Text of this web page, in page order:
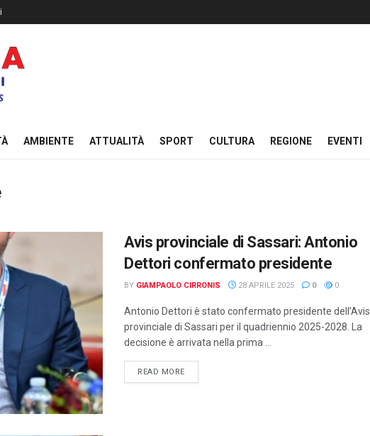
AMBIENTE ATTUALITÀ SPORT CULTURA REGIONE EVENTI
Avis provinciale di Sassari: Antonio
Dettori confermato presidente
BY GIAMPAOLO CIRRONIS 28 APRILE 2025 0 0
Antonio Dettori è stato confermato presidente dell’Avis
provinciale di Sassari per il quadriennio 2025-2028. La
decisione è arrivata nella prima ...
READ MOREDETAILS